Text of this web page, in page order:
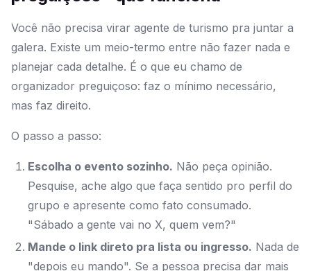
Você não precisa virar agente de turismo pra juntar a
galera. Existe um meio-termo entre não fazer nada e
planejar cada detalhe. É o que eu chamo de
organizador preguiçoso: faz o mínimo necessário,
mas faz direito.
O passo a passo:
Escolha o evento sozinho. Não peça opinião.
Pesquise, ache algo que faça sentido pro perfil do
grupo e apresente como fato consumado.
"Sábado a gente vai no X, quem vem?"
Mande o link direto pra lista ou ingresso. Nada de
"depois eu mando". Se a pessoa precisa dar mais